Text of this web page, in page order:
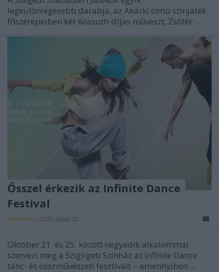
legkülönlegesebb darabja, az Akárki című színjáték
főszerepeiben két Kossuth-díjas művészt, Zsótér ...
Ősszel érkezik az Infinite Dance
Festival
mtothorsi • 2020. július 22.
Október 21. és 25. között negyedik alkalommal
szervezi meg a Szigligeti Színház az Infinite Dance
tánc- és összművészeti fesztivált – amennyiben ...